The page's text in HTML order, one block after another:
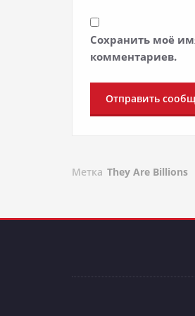
Сохранить моё
комментариев.
Метка They Are Billions